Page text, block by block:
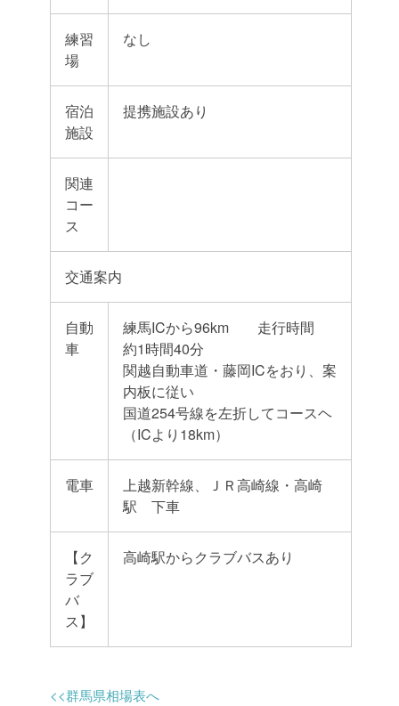
練習
場
なし
宿泊
施設
提携施設あり
関連
コー
ス
交通案内
自動
車
練馬ICから96km 走行時間
約1時間40分
関越自動車道・藤岡ICをおり、案
内板に従い
国道254号線を左折してコースヘ
（ICより18km）
電車
上越新幹線、ＪＲ高崎線・高崎
駅 下車
【ク
ラブ
バ
ス】
高崎駅からクラブバスあり
<<群馬県相場表へ